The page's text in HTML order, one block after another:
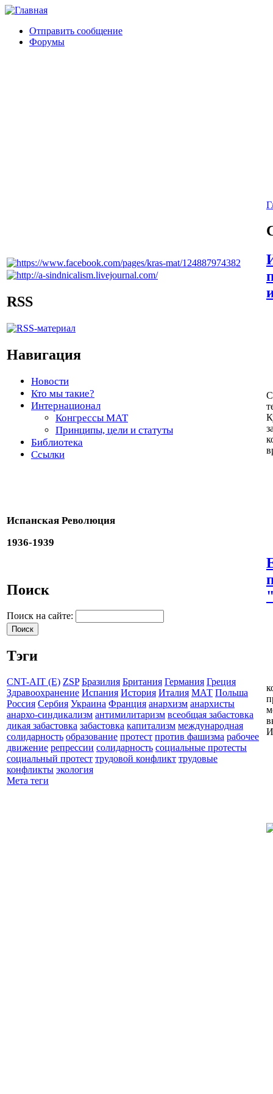
Отправить сообщение
Форумы
RSS
Навигация
Новости
Кто мы такие?
Интернационал
Конгрессы МАТ
Принципы, цели и статуты
Библиотека
Ссылки
Испанская Революция
1936-1939
Поиск
Поиск на сайте:
Тэги
CNT-AIT (E) ZSP Бразилия Британия Германия Греция
Здравоохранение Испания История Италия МАТ Польша
Россия Сербия Украина Франция анархизм анархисты
анархо-синдикализм антимилитаризм всеобщая забастовка
дикая забастовка забастовка капитализм международная
солидарность образование протест против фашизма рабочее
движение репрессии солидарность социальные протесты
социальный протест трудовой конфликт трудовые
конфликты экология
Мета теги